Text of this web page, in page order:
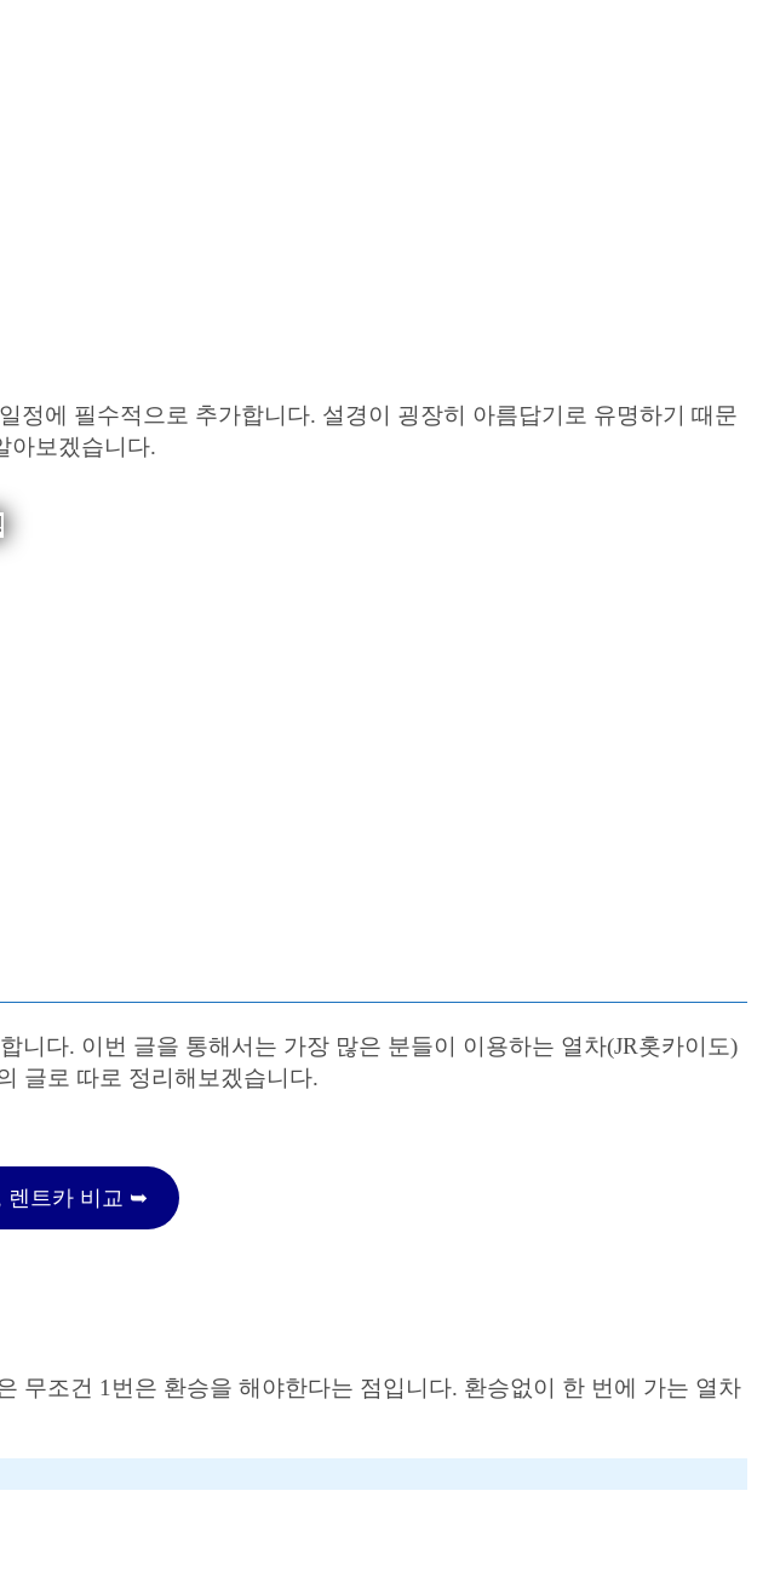
에 필수적으로 추가합니다. 설경이 굉장히 아름답기로 유명하기 때문
아보겠습니다.
다. 이번 글을 통해서는 가장 많은 분들이 이용하는 열차(JR홋카이도)
글로 따로 정리해보겠습니다.
렌트카 비교 ➥
무조건 1번은 환승을 해야한다는 점입니다. 환승없이 한 번에 가는 열차